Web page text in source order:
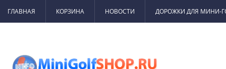
ГЛАВНАЯ КОРЗИНА НОВОСТИ ДОРОЖКИ ДЛЯ МИНИ-